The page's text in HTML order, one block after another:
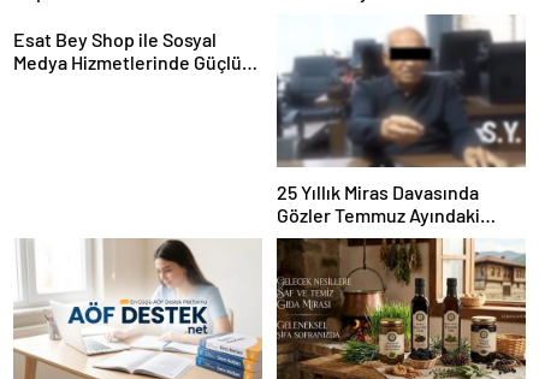
Esat Bey Shop ile Sosyal
Medya Hizmetlerinde Güçlü
25 Yıllık Miras Davasında
Gözler Temmuz Ayındaki
Karar Duruşmasına Çevrildi